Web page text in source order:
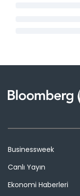
Businessweek
Canlı Yayın
Ekonomi Haberleri